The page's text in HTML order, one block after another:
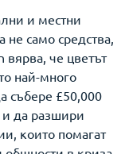
и местни
не само средства,
вярва, че цветът
най-много
събере £50,000
и да разшири
които помагат